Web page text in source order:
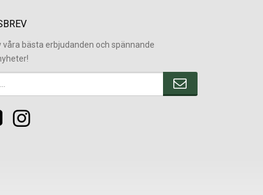
våra bästa erbjudanden och spännande